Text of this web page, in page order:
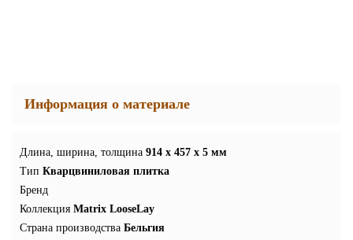
Информация о материале
Длина, ширина, толщина 914 x 457 x 5 мм
Тип Кварцвиниловая плитка
Бренд
Коллекция Matrix LooseLay
Страна производства Бельгия